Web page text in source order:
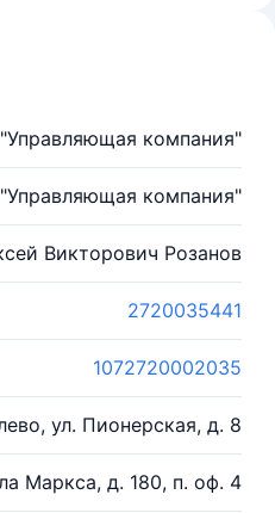
компания"
компания"
Викторович Розанов
2720035441
1072720002035
ул. Пионерская, д. 8
Маркса, д. 180, п. оф. 4